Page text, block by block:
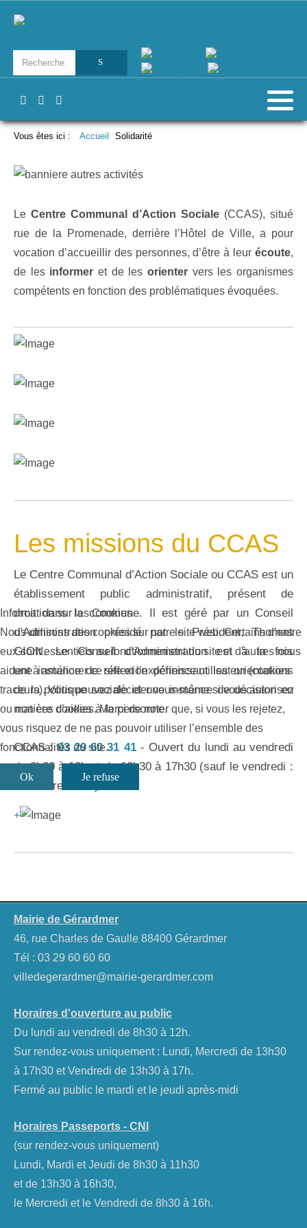
Vous êtes ici : Accueil Solidarité
Le Centre Communal d’Action Sociale (CCAS), situé
rue de la Promenade, derrière l’Hôtel de Ville, a pour
vocation d’accueillir des personnes, d’être à leur écoute,
de les informer et de lesorienter vers les organismes
compétents en fonction des problématiques évoquées.
Les missions du CCAS
Le Centre Communal d’Action Sociale ou CCAS est un
établissement public administratif, présent de
droit dans la commune. Il est géré par un Conseil
d’Administration présidé par le Président, Thomas
GION. Le Conseil d’Administration est à la fois
une instance de réflexion définissant les orientations
de la politique sociale et une instance de décision en
matière d’aides à la personne.
CCAS :03 29 60 31 41- Ouvert du lundi au vendredi
de 8h30 à 12h et de 13h30 à 17h30 (sauf le vendredi :
fermeture à 17h)
+
Mairie de Gérardmer
46, rue Charles de Gaulle 88400 Gérardmer
Tél : 03 29 60 60 60
villedegerardmer@mairie-gerardmer.com
Horaires d'ouverture au public
Du lundi au vendredi de 8h30 à 12h.
Sur rendez-vous uniquement : Lundi, Mercredi de 13h30
à 17h30 et Vendredi de 13h30 à 17h.
Fermé au public le mardi et le jeudi après-midi
Horaires Passeports - CNI
(sur rendez-vous uniquement)
Lundi, Mardi et Jeudi de 8h30 à 11h30
et de 13h30 à 16h30,
le Mercredi et le Vendredi de 8h30 à 16h.
Information sur les Cookies
Nous utilisons des cookies sur notre site web. Certains d’entre
eux sont essentiels au fonctionnement du site et d’autres nous
aident à améliorer ce site et l’expérience utilisateur (cookies
traceurs). Vous pouvez décider vous-même si vous autorisez
ou non ces cookies. Merci de noter que, si vous les rejetez,
vous risquez de ne pas pouvoir utiliser l’ensemble des
fonctionnalités du site.
Ok Je refuse